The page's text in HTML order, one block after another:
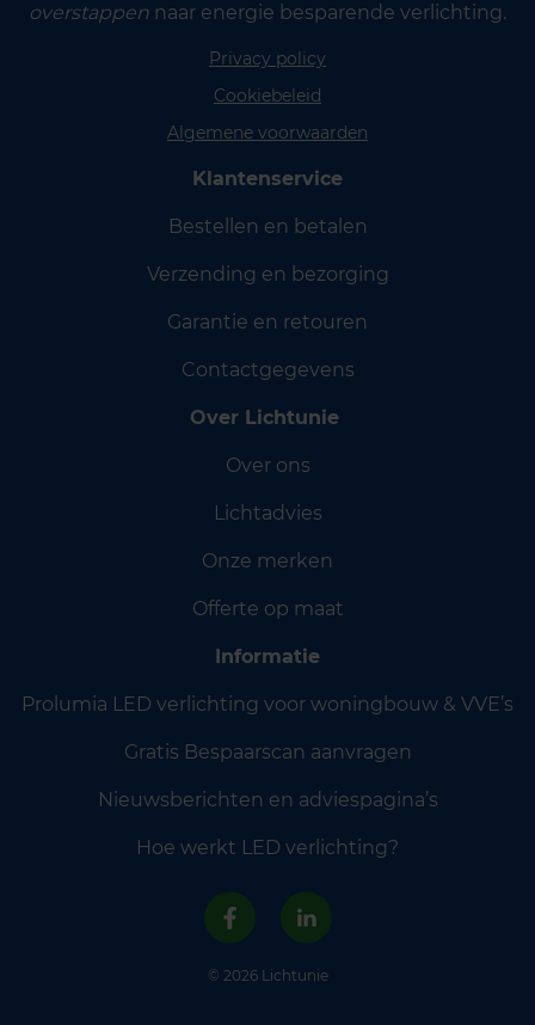
overstappen naar energie besparende verlichting.
Privacy policy
Cookiebeleid
Algemene voorwaarden
Klantenservice
Bestellen en betalen
Verzending en bezorging
Garantie en retouren
Contactgegevens
Over Lichtunie
Over ons
Lichtadvies
Onze merken
Offerte op maat
Informatie
Prolumia LED verlichting voor woningbouw & VVE’s
Gratis Bespaarscan aanvragen
Nieuwsberichten en adviespagina’s
Hoe werkt LED verlichting?
© 2026 Lichtunie